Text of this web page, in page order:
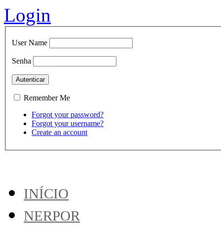
Login
User Name
Senha
Remember Me
Forgot your password?
Forgot your username?
Create an account
INÍCIO
NERPOR